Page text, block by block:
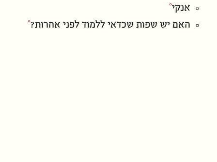
אנקי
האם יש שפות שכדאי ללמוד לפני אחרות?